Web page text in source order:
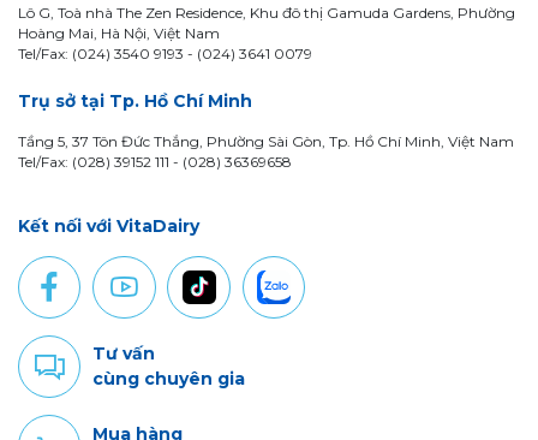
Lô G, Toà nhà The Zen Residence, Khu đô thị Gamuda Gardens, Phường
Hoàng Mai, Hà Nội, Việt Nam
Tel/Fax: (024) 3540 9193 - (024) 3641 0079
Trụ sở tại Tp. Hồ Chí Minh
Tầng 5, 37 Tôn Đức Thắng, Phường Sài Gòn, Tp. Hồ Chí Minh, Việt Nam
Tel/Fax: (028) 39152 111 - (028) 36369658
Kết nối với VitaDairy
Tư vấn
cùng chuyên gia
Mua hàng